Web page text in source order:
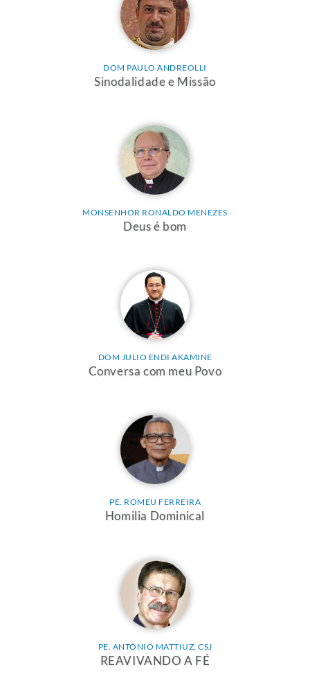
DOM PAULO ANDREOLLI
Sinodalidade e Missão
MONSENHOR RONALDO MENEZES
Deus é bom
DOM JULIO ENDI AKAMINE
Conversa com meu Povo
PE. ROMEU FERREIRA
Homilia Dominical
PE. ANTÔNIO MATTIUZ, CSJ
REAVIVANDO A FÉ